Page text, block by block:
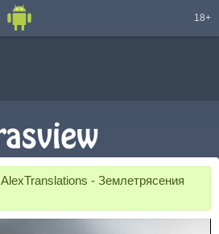
18+
AlexTranslations - Землетрясения